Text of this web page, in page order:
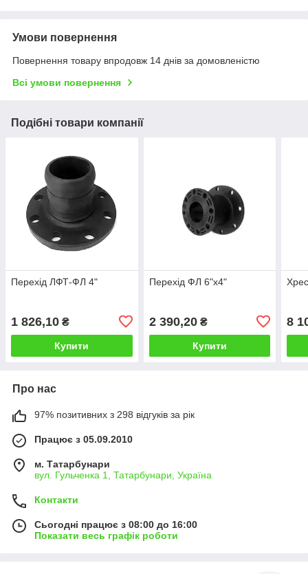
Умови повернення
Повернення товару впродовж 14 днів за домовленістю
Всі умови повернення
Подібні товари компанії
Перехід ЛФТ-ФЛ 4"
1 826,10 ₴
Купити
Перехід ФЛ 6"х4"
2 390,20₴
Купити
8
Про нас
97% позитивних з 298 відгуків за рік
Працює з 05.09.2010
м. Татарбунари
вул. Гульченка 1, Татарбунари, Україна
Контакти
Сьогодні працює з 08:00 до 16:00
Показати весь графік роботи